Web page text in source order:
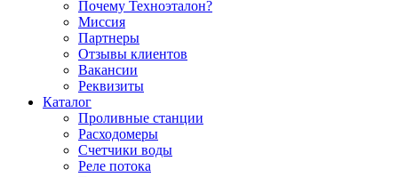
Почему Техноэталон?
Миссия
Партнеры
Отзывы клиентов
Вакансии
Реквизиты
Каталог
Проливные станции
Расходомеры
Счетчики воды
Реле потока